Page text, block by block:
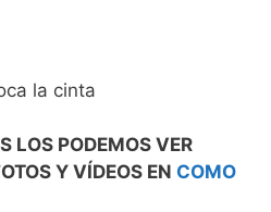
la cinta
LOS PODEMOS VER
Y VÍDEOS EN COMO